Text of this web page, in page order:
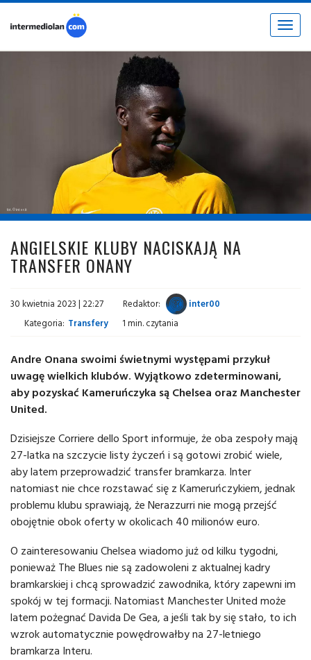
Toggle
fot. © inter.it
ANGIELSKIE KLUBY NACISKAJĄ NA
TRANSFER ONANY
30 kwietnia 2023 | 22:27 Redaktor:
inter00
Kategoria: Transfery 1 min. czytania
Andre Onana swoimi świetnymi występami przykuł
uwagę wielkich klubów. Wyjątkowo zdeterminowani,
aby pozyskać Kameruńczyka są Chelsea oraz Manchester
United.
Dzisiejsze Corriere dello Sport informuje, że oba zespoły mają
27-latka na szczycie listy życzeń i są gotowi zrobić wiele,
aby latem przeprowadzić transfer bramkarza. Inter
natomiast nie chce rozstawać się z Kameruńczykiem, jednak
problemu klubu sprawiają, że Nerazzurri nie mogą przejść
obojętnie obok oferty w okolicach 40 milionów euro.
O zainteresowaniu Chelsea wiadomo już od kilku tygodni,
ponieważ The Blues nie są zadowoleni z aktualnej kadry
bramkarskiej i chcą sprowadzić zawodnika, który zapewni im
spokój w tej formacji. Natomiast Manchester United może
latem pożegnać Davida De Gea, a jeśli tak by się stało, to ich
wzrok automatycznie powędrowałby na 27-letniego
bramkarza Interu.